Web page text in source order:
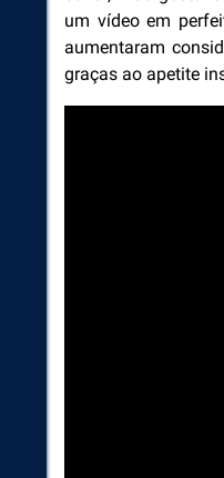
um vídeo em
aumentaram
graças ao apetite